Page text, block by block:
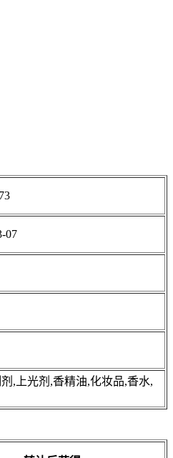
07
,上光剂,香精油,化妆品,香水,